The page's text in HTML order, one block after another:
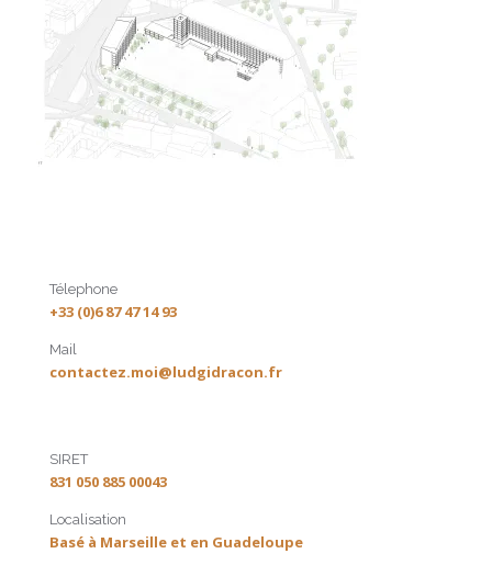
Télephone
+33 (0)6 87 47 14 93
Mail
contactez.moi@ludgidracon.fr
SIRET
831 050 885 00043
Localisation
Basé à Marseille et en Guadeloupe